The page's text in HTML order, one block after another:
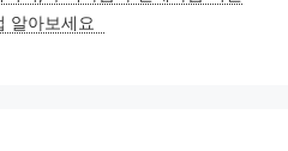
알아보세요